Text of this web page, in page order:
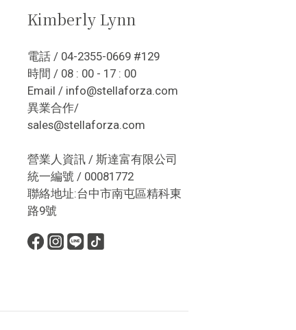
Kimberly Lynn
電話 / 04-2355-0669 #129
時間 / 08 : 00 - 17 : 00
Email / info@stellaforza.com
異業合作/
sales@stellaforza.com
營業人資訊 / 斯達富有限公司
統一編號 / 00081772
聯絡地址:台中市南屯區精科東
路9號